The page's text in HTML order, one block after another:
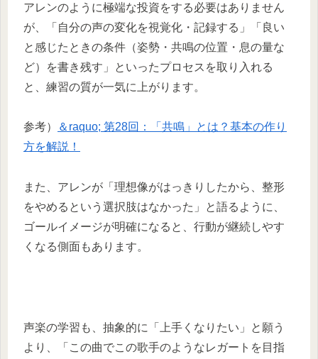
アレンのように極端な投資をする必要はありません
が、「自分の声の変化を視覚化・記録する」「良い
と感じたときの条件（姿勢・共鳴の位置・息の量な
ど）を書き残す」といったプロセスを取り入れる
と、練習の質が一気に上がります。
参考）
＆raquo; 第28回：「共鳴」とは？基本の作り
方を解説！
また、アレンが「理想像がはっきりしたから、整形
をやめるという選択肢はなかった」と語るように、
ゴールイメージが明確になると、行動が継続しやす
くなる側面もあります。
声楽の学習も、抽象的に「上手くなりたい」と願う
より、「この曲でこの歌手のようなレガートを目指